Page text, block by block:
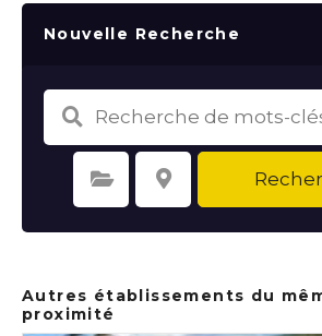
Nouvelle Recherche
Sélectionnez une catégorie Sélectionnez le lieu
Autres établissements du
proximité